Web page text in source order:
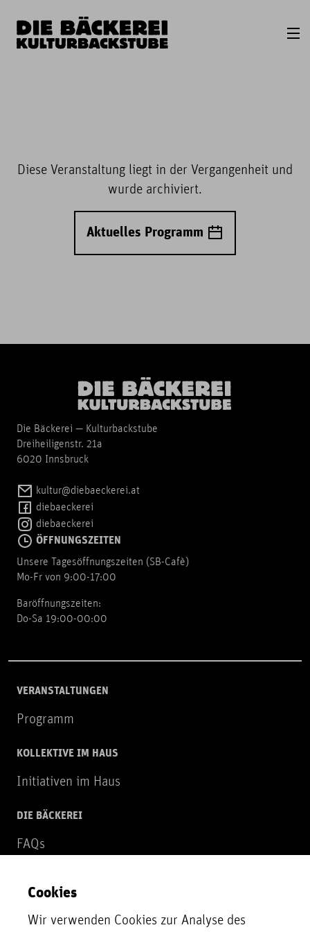
Diese Veranstaltung liegt in der Vergangenheit und
wurde archiviert.
Aktuelles Programm
Die Bäckerei — Kulturbackstube
Dreiheiligenstr. 21a
6020 Innsbruck
kultur@diebaeckerei.at
diebaeckerei
diebaeckerei
ÖFFNUNGSZEITEN
Unsere Tagesöffnungszeiten (SB-Cafè)
Mo-Fr von 9:00-17:00
Baröffnungszeiten:
Do-Sa 19:00-00:00
VERANSTALTUNGEN
Programm
KOLLEKTIVE IM HAUS
Initiativen im Haus
DIE BÄCKEREI
FAQs
NEWSLETTER
Zur Newsletter Anmeldung
Cookies
Wir verwenden Cookies zur Analyse des